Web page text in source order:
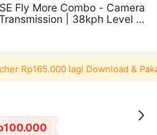
Fly More Combo - Camera
| 38kph Level 5
Rp165.000 lagi Download & Pakai